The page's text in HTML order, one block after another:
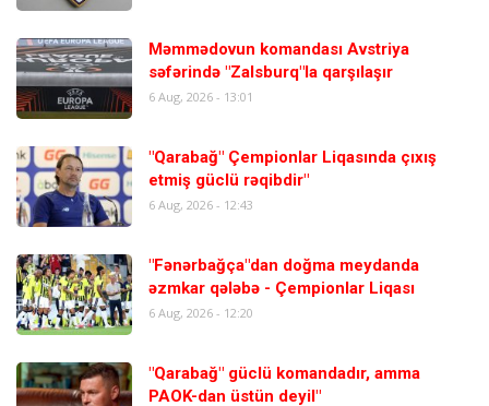
Məmmədovun komandası Avstriya
səfərində "Zalsburq"la qarşılaşır
6 Aug, 2026 - 13:01
"Qarabağ" Çempionlar Liqasında çıxış
etmiş güclü rəqibdir"
6 Aug, 2026 - 12:43
"Fənərbağça"dan doğma meydanda
əzmkar qələbə - Çempionlar Liqası
6 Aug, 2026 - 12:20
"Qarabağ" güclü komandadır, amma
PAOK-dan üstün deyil"